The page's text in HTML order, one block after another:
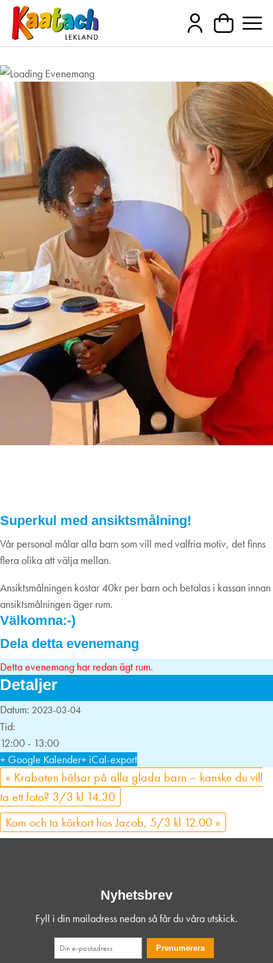
Superkul med ansiktsmålning!
Vår personal målar alla barn som vill med valfria motiv, det finns
flera olika att välja mellan.
Ansiktsmålningen kostar 40kr per barn och betalas i kassan innan
ansiktsmålningen äger rum.
Välkomna:-)
Dela detta evenemang
Detta evenemang har redan ägt rum.
Detaljer
Datum: 2023-03-04
Tid:
12:00 - 13:00
+ Google Kalender+ iCal-export
« Krabaten hälsar på alla glada barn – kanske du vill
ta ett foto? 3/3 kl 14.30
Kom och ta körkort hos Jacob, 5/3 kl 12.00 »
Nyhetsbrev
Fyll i din mailadress nedan så får du våra utskick.